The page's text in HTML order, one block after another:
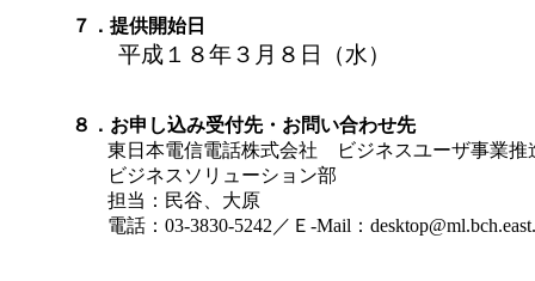
７．提供開始日
平成１８年３月８日（水）
８．お申し込み受付先・お問い合わせ先
東日本電信電話株式会社 ビジネスユーザ事業推
ビジネスソリューション部
担当：民谷、大原
電話：03-3830-5242／Ｅ-Mail：